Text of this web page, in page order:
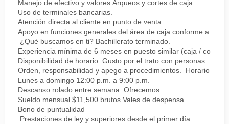
Manejo de efectivo y valores.Arqueos y cortes de caja.
Uso de terminales bancarias.
Atención directa al cliente en punto de venta.
Apoyo en funciones generales del área de caja conforme a
¿Qué buscamos en ti? Bachillerato terminado.
Experiencia mínima de 6 meses en puesto similar (caja / cobro).
Disponibilidad de horario. Gusto por el trato con personas.
Orden, responsabilidad y apego a procedimientos. Horario
Lunes a domingo 12:00 p.m. a 9:00 p.m.
Descanso rolado entre semana Ofrecemos
Sueldo mensual $11,500 brutos Vales de despensa
Bono de puntualidad
Prestaciones de ley y superiores desde el primer día